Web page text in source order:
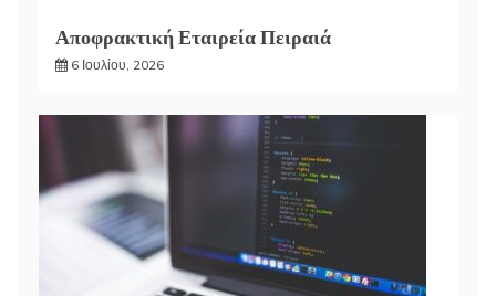
Αποφρακτική Εταιρεία Πειραιά
6 Ιουλίου, 2026